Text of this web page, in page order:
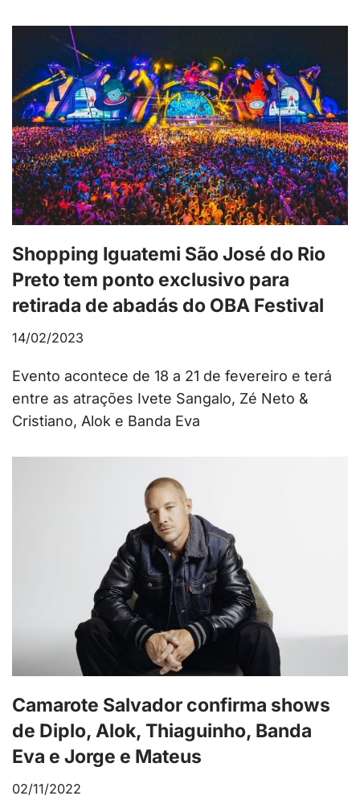
Shopping Iguatemi São José do Rio
Preto tem ponto exclusivo para
retirada de abadás do OBA Festival
14/02/2023
Evento acontece de 18 a 21 de fevereiro e terá
entre as atrações Ivete Sangalo, Zé Neto &
Cristiano, Alok e Banda Eva
Camarote Salvador confirma shows
de Diplo, Alok, Thiaguinho, Banda
Eva e Jorge e Mateus
02/11/2022